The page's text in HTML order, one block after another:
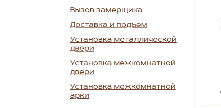
Вызов замерщика
Доставка и подъем
Установка металлической
двери
Установка межкомнатной
двери
Установка межкомнатной
арки